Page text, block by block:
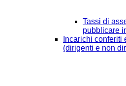
Tassi di
pubblicare
Incarichi
(dirigenti e non